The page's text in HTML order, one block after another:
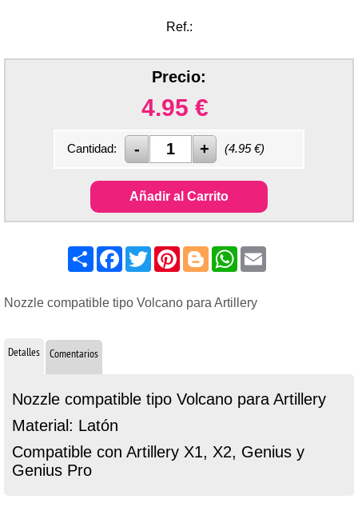
Ref.:
Precio:
4.95 €
Cantidad: (4.95€)
Añadir al Carrito
ShareFacebook
TwitterPinterest
BloggerWhatsApp
Nozzle compatible tipo Volcano para Artillery
Detalles Comentarios
Nozzle compatible tipo Volcano para Artillery
Material: Latón
Compatible con Artillery X1, X2, Genius y
Genius Pro